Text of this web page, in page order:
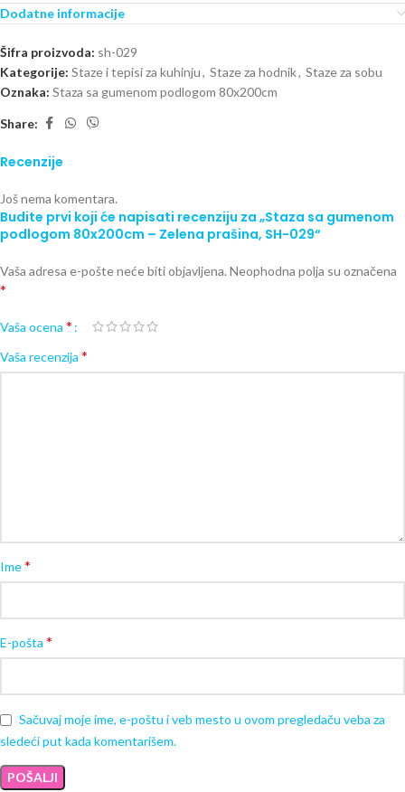
Dodatne informacije
Šifra proizvoda: sh-029
Kategorije: Staze i tepisi za kuhinju, Staze za hodnik, Staze za sobu
Oznaka: Staza sa gumenom podlogom 80x200cm
Share:
Recenzije
Još nema komentara.
Budite prvi koji će napisati recenziju za „Staza sa gumenom
podlogom 80x200cm – Zelena prašina, SH-029“
Vaša adresa e-pošte neće biti objavljena. Neophodna polja su označena
*
Vaša ocena *
Vaša recenzija *
Ime*
E-pošta *
Sačuvaj moje ime, e-poštu i veb mesto u ovom pregledaču veba za
sledeći put kada komentarišem.